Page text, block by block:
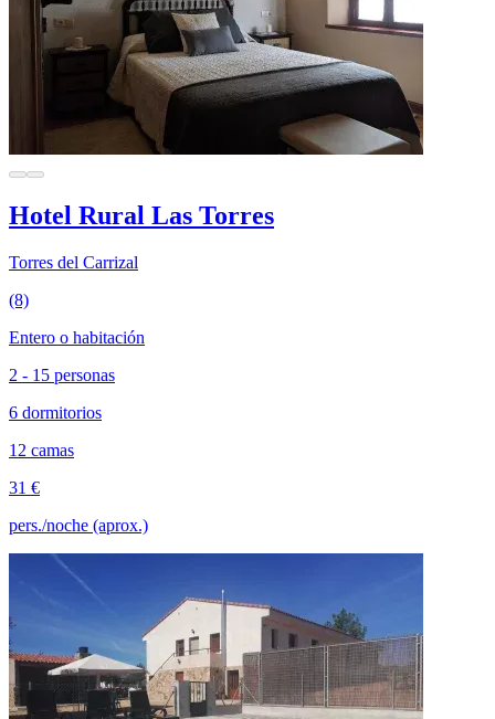
Hotel Rural Las Torres
Torres del Carrizal
(8)
Entero o habitación
2 - 15 personas
6 dormitorios
12 camas
31 €
pers./noche (aprox.)